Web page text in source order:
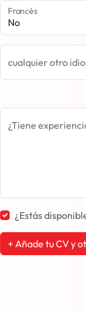
Francés
cualquier otro
¿Tiene
¿Estás
+ Añade tu CV y